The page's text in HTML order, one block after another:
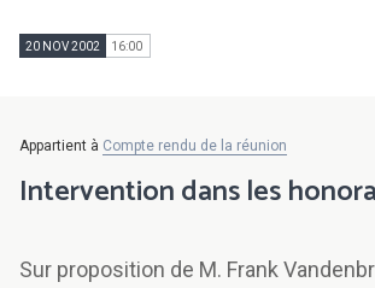
20 NOV 2002 16:00
Appartient à Compte rendu de la réunion
Intervention dans les
Sur proposition de M. Frank